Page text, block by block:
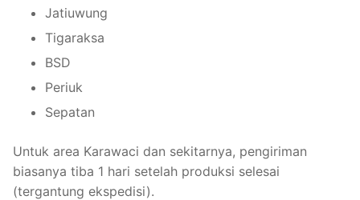
Jatiuwung
Tigaraksa
BSD
Periuk
Sepatan
Untuk area Karawaci dan sekitarnya, pengiriman
biasanya tiba 1 hari setelah produksi selesai
(tergantung ekspedisi).